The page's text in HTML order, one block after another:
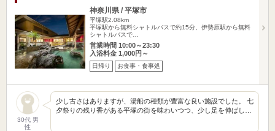
神奈川県 / 平塚市
平塚駅2.08km
平塚駅から無料シャトルバスで約15分、伊勢原駅から無料
シャトルバスで…
営業時間 10:00～23:30
入浴料金 1,000円～
日帰り お食事・食事処
30代 男
性
少し古さはありますが、湯船の種類が豊富な良い施設でした。 七
夕祭りの残り香がある平塚の街を味わいつつ、少し足を伸ばし…